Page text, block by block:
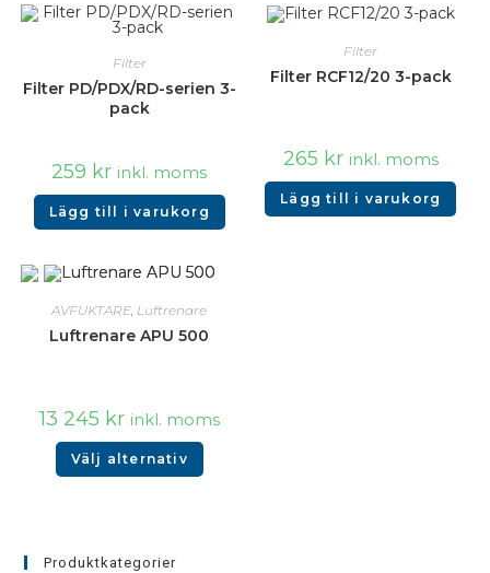
Filter
Filter PD/PDX/RD-serien 3-
pack
259 kr inkl. moms
Lägg till i varukorg
Filter
Filter RCF12/20 3-pack
265 kr inkl. moms
Lägg till i varukorg
AVFUKTARE, Luftrenare
Luftrenare APU 500
13 245 kr inkl. moms
Välj alternativ
Produktkategorier